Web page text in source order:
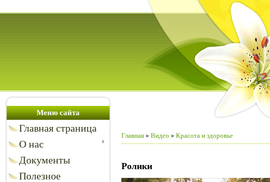
Меню сайта
Главная страница
О нас
Документы
Полезное
Главная » Видео » Красота и здоровье
Ролики